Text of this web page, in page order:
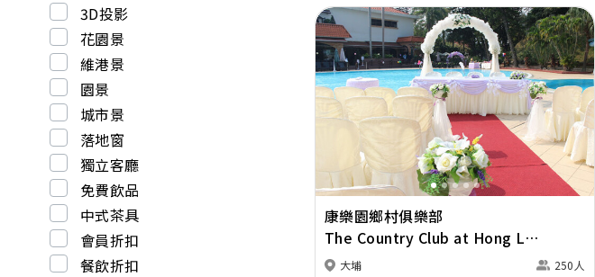
3D投影
花園景
維港景
園景
城市景
落地窗
獨立客廳
免費飲品
中式茶具
會員折扣
餐飲折扣
夫人婦女會舉行。歐陸佈置的大禮堂 ٫ 氣派超凡的藍
廳 ٫ 溫馨典雅的綠廳 ٫ 清幽脫俗的花園廳 ٫ 以及雅緻
的露天花園為無數賓客帶來美麗及溫馨的回憶 ◦ 梅
夫人婦女會只供會員舉辦宴會。有關入會及宴會詳情٫
請致電2522-6766向會所查詢或瀏覽
www.helenamay.com。
Previous Next
康樂園鄉村俱樂部
The Country Club at Hong Lok
Yuen
大埔 250人